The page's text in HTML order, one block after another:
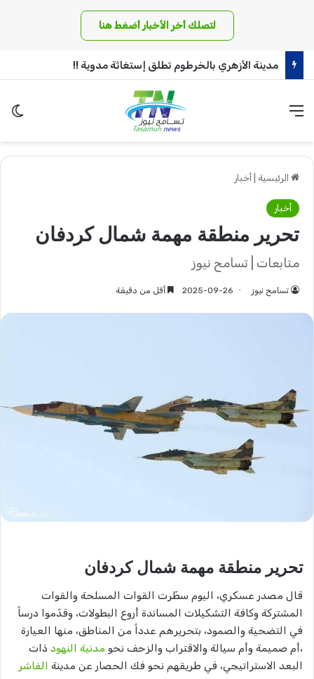
لتصلك أخر الأخبار أضغط هنا
القائمة
الرئيسية أخبار
أخبار
تحرير منطقة مهمة شمال كردفان
متابعات | تسامح نيوز
تسامح نيوز 2025-09-26 أقل من دقيقة
تحرير منطقة مهمة شمال كردفان
قال مصدر عسكري، اليوم سطّرت القوات المسلحة والقوات
المشتركة وكافة التشكيلات المساندة أروع البطولات، وقدّموا درساً
في التضحية والصمود، بتحريرهم عدداً من المناطق، منها العيارة
،أم صميمة وأم سيالة والاقتراب والزحف نحو مدنية النهود ذات
البعد الاستراتيجي، في طريقهم نحو فك الحصار عن مدينة الفاشر